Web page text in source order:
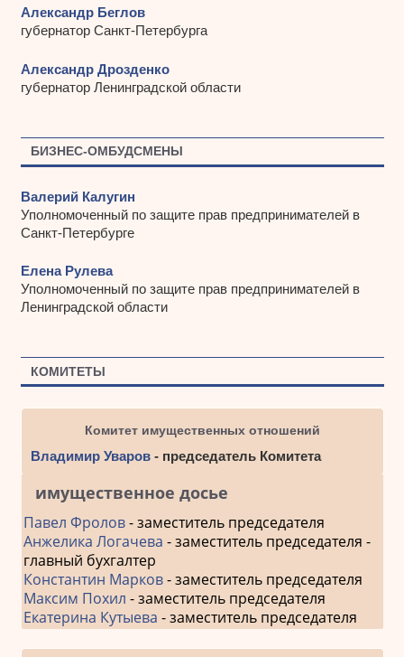
Александр Беглов
губернатор Санкт-Петербурга
Александр Дрозденко
губернатор Ленинградской области
БИЗНЕС-ОМБУДСМЕНЫ
Валерий Калугин
Уполномоченный по защите прав предпринимателей в
Санкт-Петербурге
Елена Рулева
Уполномоченный по защите прав предпринимателей в
Ленинградской области
КОМИТЕТЫ
Комитет имущественных отношений
Владимир Уваров- председатель Комитета
имущественное досье
Павел Фролов- заместитель председателя
Анжелика Логачева - заместитель председателя -
главный бухгалтер
Константин Марков- заместитель председателя
Максим Похил - заместитель председателя
Екатерина Кутыева - заместитель председателя